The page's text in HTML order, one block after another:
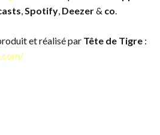
,Spotify, Deezer& co.
et réalisé par Tête de Tigre :